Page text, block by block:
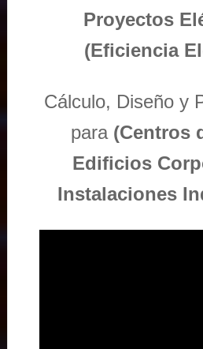
Proyectos
(Eficiencia
Cálculo, Diseño y
para (Centros
Edificios
Instalaciones